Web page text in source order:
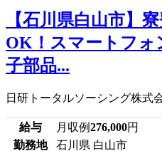
【石川県白山市】
OK！スマートフォ
子部品...
日研トータルソーシング株式
給与 月収例276,000円
勤務地
石川県 白山市